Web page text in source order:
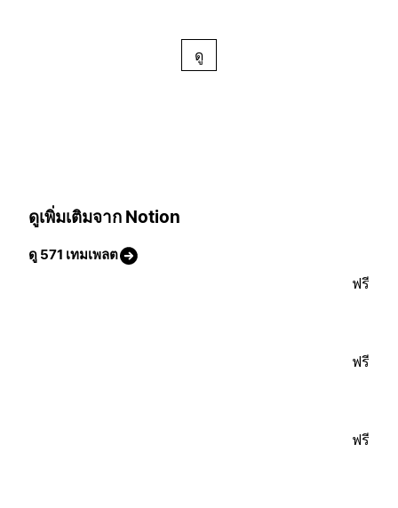
ดู
ดูเพิ่มเติมจาก Notion
ดู 571 เทมเพลต
ฟรี
ฟรี
ฟรี